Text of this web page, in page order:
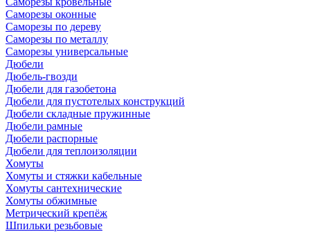
Саморезы оконные
Саморезы по дереву
Саморезы по металлу
Саморезы универсальные
Дюбели
Дюбель-гвозди
Дюбели для газобетона
Дюбели для пустотелых конструкций
Дюбели складные пружинные
Дюбели рамные
Дюбели распорные
Дюбели для теплоизоляции
Хомуты
Хомуты и стяжки кабельные
Хомуты сантехнические
Хомуты обжимные
Метрический крепёж
Шпильки резьбовые